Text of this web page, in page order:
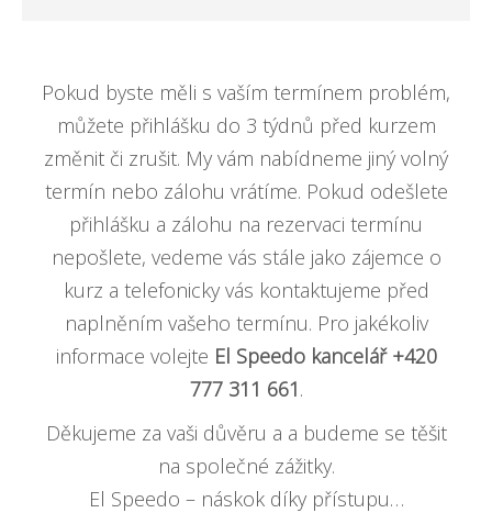
Pokud byste měli s vaším termínem problém,
můžete přihlášku do 3 týdnů před kurzem
změnit či zrušit. My vám nabídneme jiný volný
termín nebo zálohu vrátíme. Pokud odešlete
přihlášku a zálohu na rezervaci termínu
nepošlete, vedeme vás stále jako zájemce o
kurz a telefonicky vás kontaktujeme před
naplněním vašeho termínu. Pro jakékoliv
informace volejte El Speedo kancelář +420
777 311 661.
Děkujeme za vaši důvěru a a budeme se těšit
na společné zážitky.
El Speedo – náskok díky přístupu…